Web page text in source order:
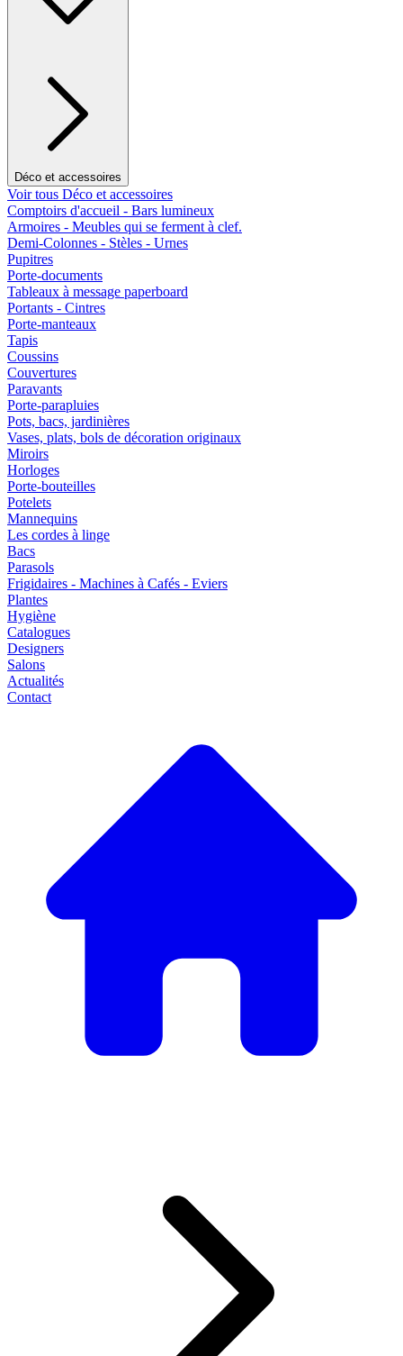
Déco et accessoires
Voir tous Déco et accessoires
Comptoirs d'accueil - Bars lumineux
Armoires - Meubles qui se ferment à clef.
Demi-Colonnes - Stèles - Urnes
Pupitres
Porte-documents
Tableaux à message paperboard
Portants - Cintres
Porte-manteaux
Tapis
Coussins
Couvertures
Paravants
Porte-parapluies
Pots, bacs, jardinières
Vases, plats, bols de décoration originaux
Miroirs
Horloges
Porte-bouteilles
Potelets
Mannequins
Les cordes à linge
Bacs
Parasols
Frigidaires - Machines à Cafés - Eviers
Plantes
Hygiène
Catalogues
Designers
Salons
Actualités
Contact